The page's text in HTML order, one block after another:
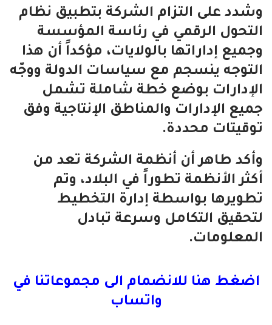
وشدد على التزام الشركة بتطبيق نظام
التحول الرقمي في رئاسة المؤسسة
وجميع إداراتها بالولايات، مؤكداً أن هذا
التوجه ينسجم مع سياسات الدولة ووجّه
الإدارات بوضع خطة شاملة تشمل
جميع الإدارات والمناطق الإنتاجية وفق
توقيتات محددة.
وأكد طاهر أن أنظمة الشركة تعد من
أكثر الأنظمة تطوراً في البلاد، وتم
تطويرها بواسطة إدارة التخطيط
لتحقيق التكامل وسرعة تبادل
المعلومات.
اضغط هنا للانضمام الى مجموعاتنا في
واتساب